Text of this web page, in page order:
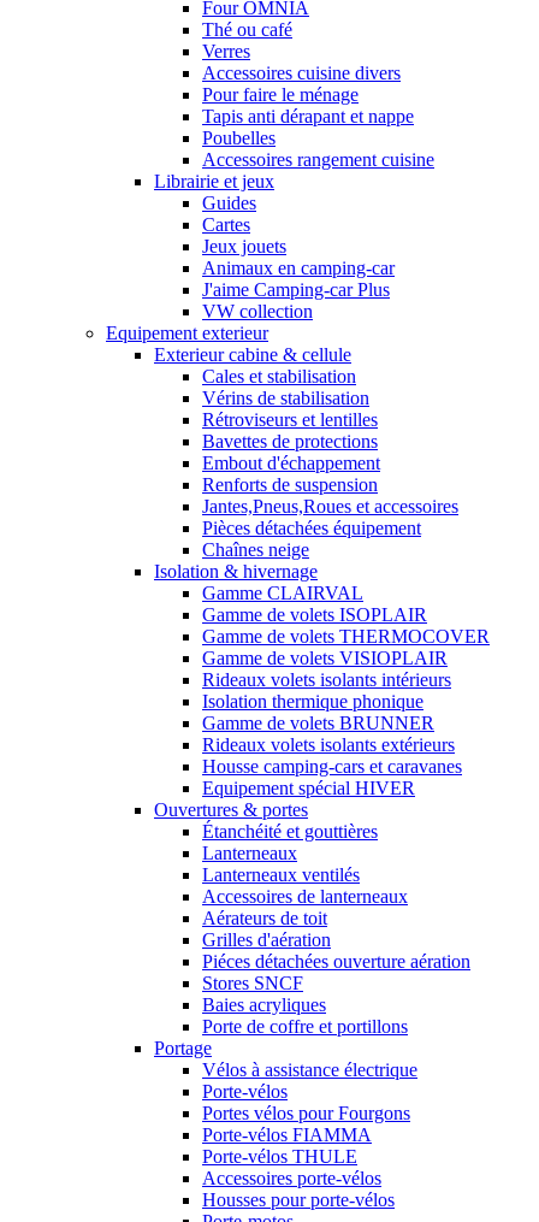
Four OMNIA
Thé ou café
Verres
Accessoires cuisine divers
Pour faire le ménage
Tapis anti dérapant et nappe
Poubelles
Accessoires rangement cuisine
Librairie et jeux
Guides
Cartes
Jeux jouets
Animaux en camping-car
J'aime Camping-car Plus
VW collection
Equipement exterieur
Exterieur cabine & cellule
Cales et stabilisation
Vérins de stabilisation
Rétroviseurs et lentilles
Bavettes de protections
Embout d'échappement
Renforts de suspension
Jantes,Pneus,Roues et accessoires
Pièces détachées équipement
Chaînes neige
Isolation & hivernage
Gamme CLAIRVAL
Gamme de volets ISOPLAIR
Gamme de volets THERMOCOVER
Gamme de volets VISIOPLAIR
Rideaux volets isolants intérieurs
Isolation thermique phonique
Gamme de volets BRUNNER
Rideaux volets isolants extérieurs
Housse camping-cars et caravanes
Equipement spécial HIVER
Ouvertures & portes
Étanchéité et gouttières
Lanterneaux
Lanterneaux ventilés
Accessoires de lanterneaux
Aérateurs de toit
Grilles d'aération
Piéces détachées ouverture aération
Stores SNCF
Baies acryliques
Porte de coffre et portillons
Portage
Vélos à assistance électrique
Porte-vélos
Portes vélos pour Fourgons
Porte-vélos FIAMMA
Porte-vélos THULE
Accessoires porte-vélos
Housses pour porte-vélos